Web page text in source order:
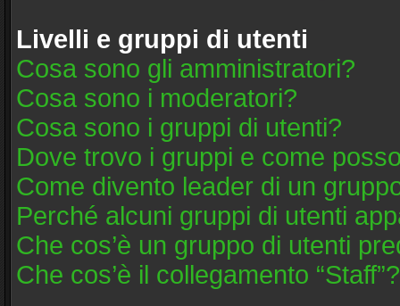
Livelli e gruppi di utenti
Cosa sono gli amministratori?
Cosa sono i moderatori?
Cosa sono i gruppi di utenti?
Dove trovo i gruppi e come
Come divento leader di un
Perché alcuni gruppi di utenti
Che cos’è un gruppo di utenti
Che cos’è il collegamento “Staff”?